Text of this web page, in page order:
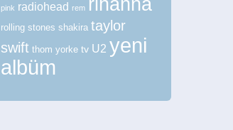
pink radiohead rem rihanna
rolling stones shakira taylor
swift thom yorke tv U2 yeni
albüm